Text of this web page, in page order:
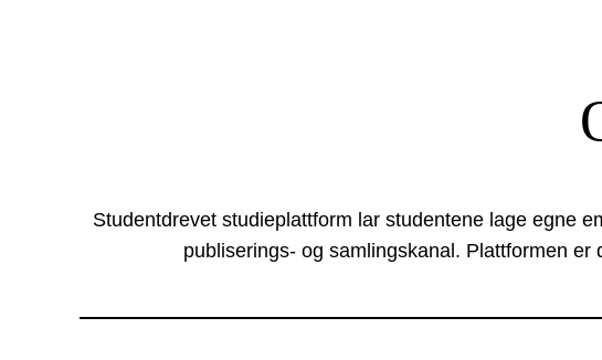
Studentdrevet studieplattform lar studentene lage egne
publiserings- og samlingskanal. Plattformen